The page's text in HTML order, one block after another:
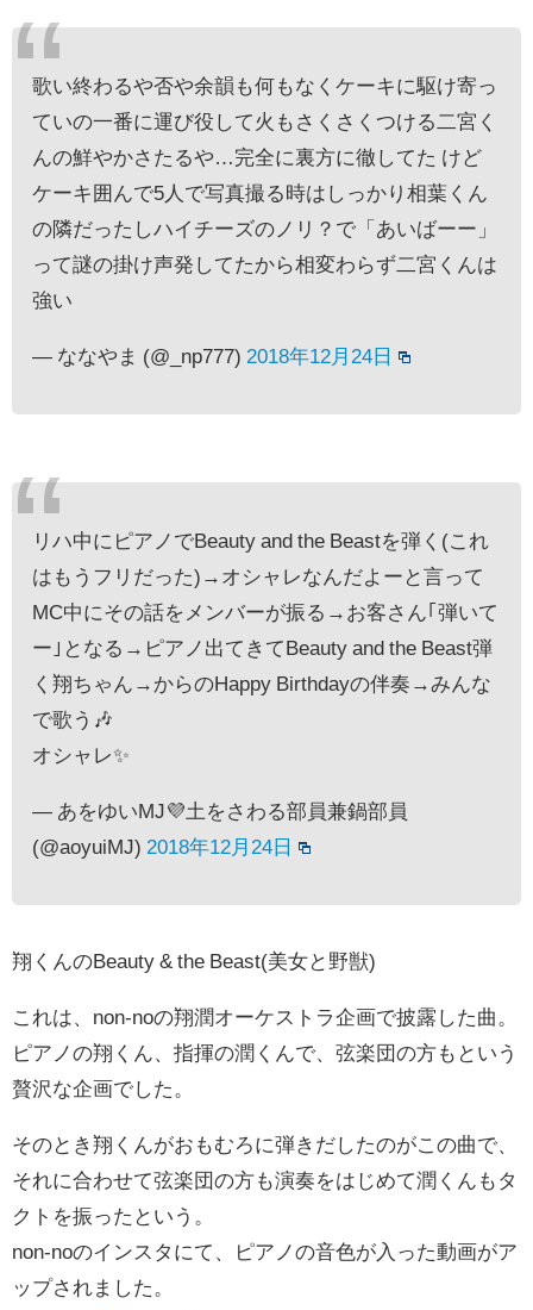
歌い終わるや否や余韻も何もなくケーキに駆け寄っ
ていの一番に運び役して火もさくさくつける二宮く
んの鮮やかさたるや…完全に裏方に徹してた けど
ケーキ囲んで5人で写真撮る時はしっかり相葉くん
の隣だったしハイチーズのノリ？で「あいばーー」
って謎の掛け声発してたから相変わらず二宮くんは
強い
— ななやま (@_np777) 2018年12月24日
リハ中にピアノでBeauty and the Beastを弾く(これ
はもうフリだった)→オシャレなんだよーと言って
MC中にその話をメンバーが振る→お客さん｢弾いて
ー｣となる→ピアノ出てきてBeauty and the Beast弾
く翔ちゃん→からのHappy Birthdayの伴奏→みんな
で歌う🎶
オシャレ✨
— あをゆいMJ💜土をさわる部員兼鍋部員
(@aoyuiMJ) 2018年12月24日
翔くんのBeauty & the Beast(美女と野獣)
これは、non-noの翔潤オーケストラ企画で披露した曲。
ピアノの翔くん、指揮の潤くんで、弦楽団の方もという
贅沢な企画でした。
そのとき翔くんがおもむろに弾きだしたのがこの曲で、
それに合わせて弦楽団の方も演奏をはじめて潤くんもタ
クトを振ったという。
non-noのインスタにて、ピアノの音色が入った動画がア
ップされました。